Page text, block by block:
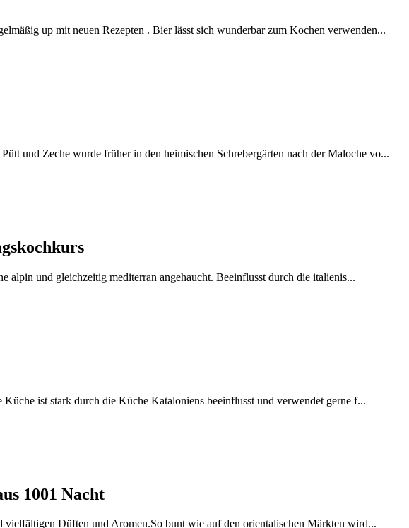
up mit neuen Rezepten . Bier lässt sich wunderbar zum Kochen verwenden...
und Zeche wurde früher in den heimischen Schrebergärten nach der Maloche vo...
alpin und gleichzeitig mediterran angehaucht. Beeinflusst durch die italienis...
ist stark durch die Küche Kataloniens beeinflusst und verwendet gerne f...
1001 Nacht
vielfältigen Düften und Aromen.So bunt wie auf den orientalischen Märkten wird...